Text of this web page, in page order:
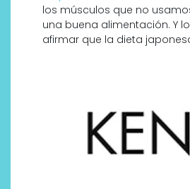
los músculos que no
una buena alimentación. Y
afirmar que la dieta
cabinas a